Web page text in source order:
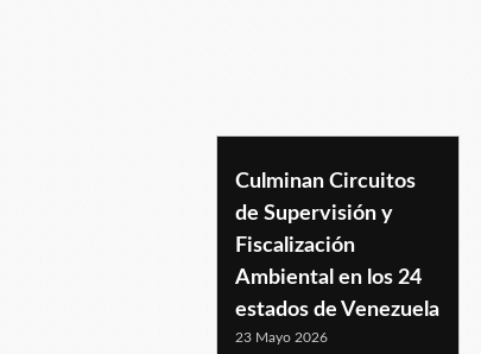
pnb
Culminan Circuitos
de Supervisión y
Fiscalización
Ambiental en los 24
estados de Venezuela
23 Mayo 2026